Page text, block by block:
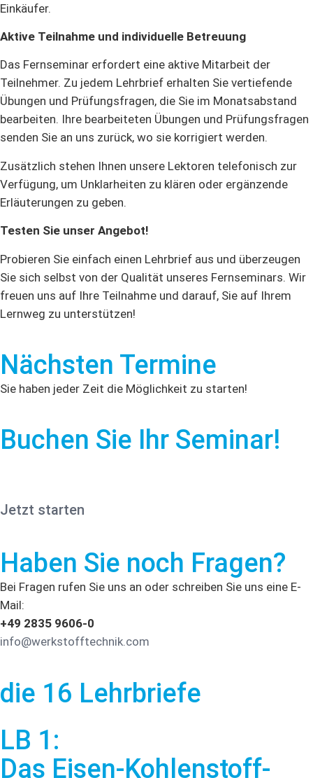
Einkäufer.
Aktive Teilnahme und individuelle Betreuung
Das Fernseminar erfordert eine aktive Mitarbeit der
Teilnehmer. Zu jedem Lehrbrief erhalten Sie vertiefende
Übungen und Prüfungsfragen, die Sie im Monatsabstand
bearbeiten. Ihre bearbeiteten Übungen und Prüfungsfragen
senden Sie an uns zurück, wo sie korrigiert werden.
Zusätzlich stehen Ihnen unsere Lektoren telefonisch zur
Verfügung, um Unklarheiten zu klären oder ergänzende
Erläuterungen zu geben.
Testen Sie unser Angebot!
Probieren Sie einfach einen Lehrbrief aus und überzeugen
Sie sich selbst von der Qualität unseres Fernseminars. Wir
freuen uns auf Ihre Teilnahme und darauf, Sie auf Ihrem
Lernweg zu unterstützen!
Nächsten Termine
Sie haben jeder Zeit die Möglichkeit zu starten!
Buchen Sie Ihr Seminar!
Jetzt starten
Haben Sie noch Fragen?
Bei Fragen rufen Sie uns an oder schreiben Sie uns eine E-
Mail:
+49 2835 9606-0
info@werkstofftechnik.com
die 16 Lehrbriefe
LB 1:
Das Eisen-Kohlenstoff-